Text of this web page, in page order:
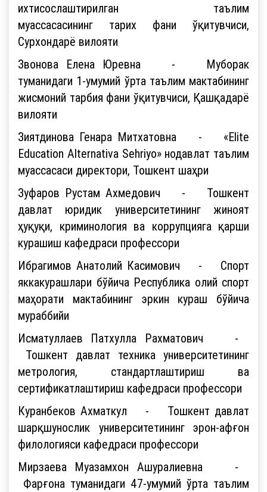
ихтисослаштирилган таълим
муассасасининг тарих фани ўқитувчиси,
Сурхондарё вилояти
Звонова Елена Юревна - Муборак
туманидаги 1-умумий ўрта таълим мактабининг
жисмоний тарбия фани ўқитувчиси, Қашқадарё
вилояти
Зиятдинова Генара Митхатовна - «Elite
Education Alternativa Sehriyo» нодавлат таълим
муассасаси директори, Тошкент шаҳри
Зуфаров Рустам Ахмедович - Тошкент
давлат юридик университетининг жиноят
ҳуқуқи, криминология ва коррупцияга қарши
курашиш кафедраси профессори
Ибрагимов Анатолий Касимович - Спорт
яккакурашлари бўйича Республика олий спорт
маҳорати мактабининг эркин кураш бўйича
мураббийи
Исматуллаев Патхулла Рахматович -
Тошкент давлат техника университетининг
метрология, стандартлаштириш ва
сертификатлаштириш кафедраси профессори
Куранбеков Ахматкул - Тошкент давлат
шарқшунослик университетининг эрон-афғон
филологияси кафедраси профессори
Мирзаева Муазамхон Ашуралиевна -
Фарғона туманидаги 47-умумий ўрта таълим